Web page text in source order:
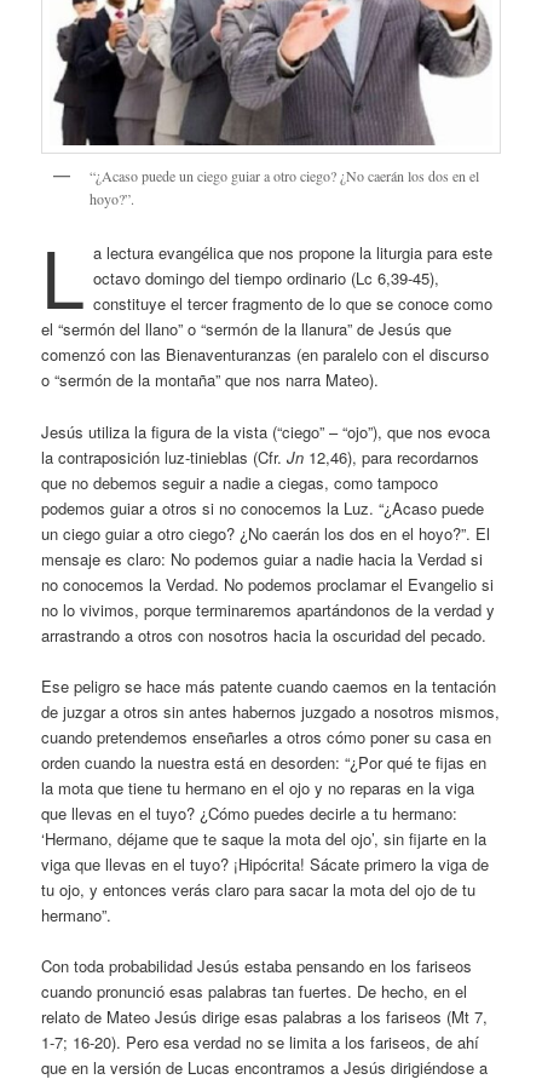
“¿Acaso puede un ciego guiar a otro ciego? ¿No caerán los dos en el
hoyo?”.
L a lectura evangélica que nos propone la liturgia para este
octavo domingo del tiempo ordinario (Lc 6,39-45),
constituye el tercer fragmento de lo que se conoce como
el “sermón del llano” o “sermón de la llanura” de Jesús que
comenzó con las Bienaventuranzas (en paralelo con el discurso
o “sermón de la montaña” que nos narra Mateo).
Jesús utiliza la figura de la vista (“ciego” – “ojo”), que nos evoca
la contraposición luz-tinieblas (Cfr.Jn 12,46), para recordarnos
que no debemos seguir a nadie a ciegas, como tampoco
podemos guiar a otros si no conocemos la Luz. “¿Acaso puede
un ciego guiar a otro ciego? ¿No caerán los dos en el hoyo?”. El
mensaje es claro: No podemos guiar a nadie hacia la Verdad si
no conocemos la Verdad. No podemos proclamar el Evangelio si
no lo vivimos, porque terminaremos apartándonos de la verdad y
arrastrando a otros con nosotros hacia la oscuridad del pecado.
Ese peligro se hace más patente cuando caemos en la tentación
de juzgar a otros sin antes habernos juzgado a nosotros mismos,
cuando pretendemos enseñarles a otros cómo poner su casa en
orden cuando la nuestra está en desorden: “¿Por qué te fijas en
la mota que tiene tu hermano en el ojo y no reparas en la viga
que llevas en el tuyo? ¿Cómo puedes decirle a tu hermano:
‘Hermano, déjame que te saque la mota del ojo’, sin fijarte en la
viga que llevas en el tuyo? ¡Hipócrita! Sácate primero la viga de
tu ojo, y entonces verás claro para sacar la mota del ojo de tu
hermano”.
Con toda probabilidad Jesús estaba pensando en los fariseos
cuando pronunció esas palabras tan fuertes. De hecho, en el
relato de Mateo Jesús dirige esas palabras a los fariseos (Mt 7,
1-7; 16-20). Pero esa verdad no se limita a los fariseos, de ahí
que en la versión de Lucas encontramos a Jesús dirigiéndose a